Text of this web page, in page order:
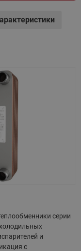
серии
и
с